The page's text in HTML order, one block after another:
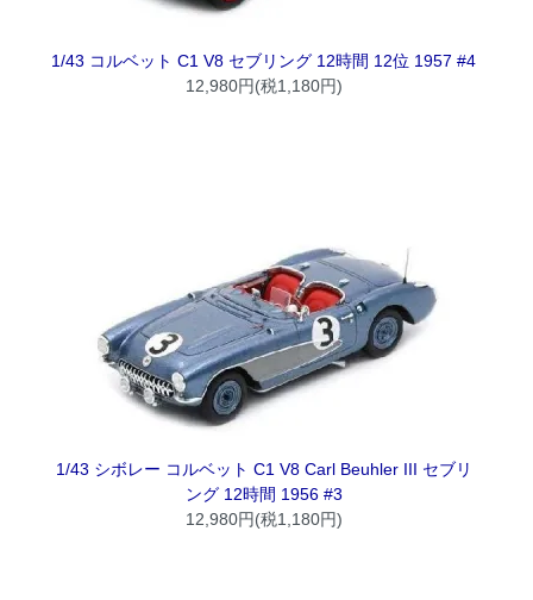
1/43 コルベット C1 V8 セブリング 12時間 12位 1957 #4
12,980円(税1,180円)
1/43 シボレー コルベット C1 V8 Carl Beuhler III セブリ
ング 12時間 1956 #3
12,980円(税1,180円)